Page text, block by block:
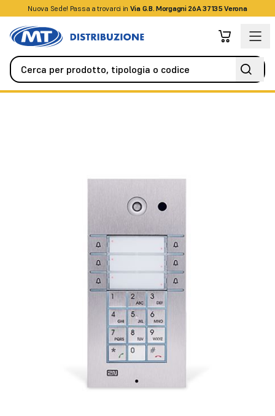
Nuova Sede! Passa a trovarci in Via G.B. Morgagni 26A 37135 Verona
+39045509826